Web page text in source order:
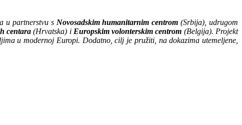
u partnerstvu sNovosadskim humanitarnim centrom (Srbija), udrugom
centara(Hrvatska) i Europskim volonterskim centrom (Belgija). Projekt
u modernoj Europi. Dodatno, cilj je pružiti, na dokazima utemeljene,